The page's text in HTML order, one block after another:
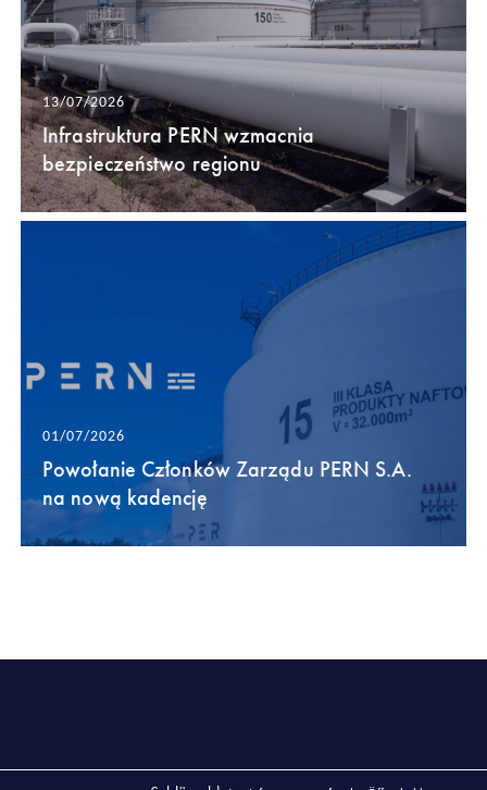
13/07/2026
Infrastruktura PERN wzmacnia
bezpieczeństwo regionu
01/07/2026
Powołanie Członków Zarządu PERN S.A.
na nową kadencję